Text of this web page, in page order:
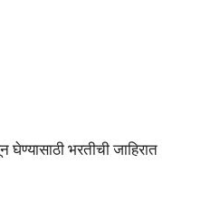
भरतीची जाहिरात